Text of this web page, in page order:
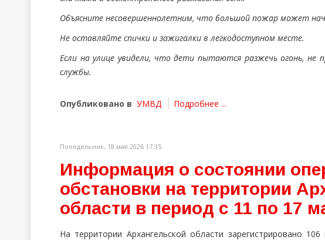
Объясните несовершеннолетним, что большой пожар может
Не оставляйте спички и зажигалки в легкодоступном месте.
Если на улице увидели, что дети пытаются разжечь огонь,
службы.
Опубликовано в УМВД Подробнее ...
Понедельник, 18 мая 2026 17:35
Информация о состоянии
обстановки на территории
области в период с 11 по 17
На территории Архангельской области зарегистрировано